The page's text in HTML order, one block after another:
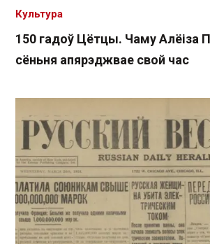
150 гадоў Цётцы. Чаму Алёіза
сёньня апярэджвае свой час
Культура